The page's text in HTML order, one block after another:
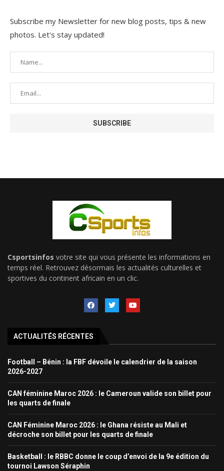
Subscribe my Newsletter for new blog posts, tips & new
photos. Let's stay updated!
Csportsinfos votre site qui vous présente les informations en
temps réel. Retrouvez désormais les actualités culturelles et
sportives du continent africain en un clic.
ACTUALITÉS RÉCENTES
Football – Bénin : la FBF dévoile le calendrier de la saison
2026-2027
CAN féminine Maroc 2026 : le Cameroun valide son billet pour
les quarts de finale
CAN Féminine Maroc 2026 : le Ghana résiste au Mali et
décroche son billet pour les quarts de finale
Basketball : le RBBC donne le coup d’envoi de la 9e édition du
tournoi Lawson Séraphin